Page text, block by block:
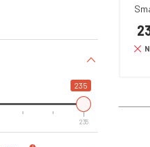
235
235